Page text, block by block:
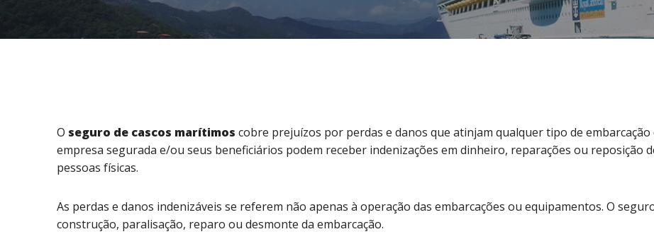
O seguro de cascos marítimos cobre prejuízos por perdas e danos que atinjam qualquer tipo de
empresa segurada e/ou seus beneficiários podem receber indenizações em dinheiro, reparações ou reposição
pessoas físicas.
As perdas e danos indenizáveis se referem não apenas à operação das embarcações ou equipamentos. O
construção, paralisação, reparo ou desmonte da embarcação.